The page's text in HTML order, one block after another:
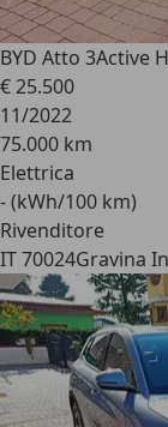
BYD Atto 3Active
€ 25.500
11/2022
75.000 km
Elettrica
- (kWh/100 km)
Rivenditore
IT 70024Gravina